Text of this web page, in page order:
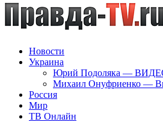
Новости
Украина
Юрий Подоляка —
Михаил Онуфриенко —
Россия
Мир
ТВ Онлайн